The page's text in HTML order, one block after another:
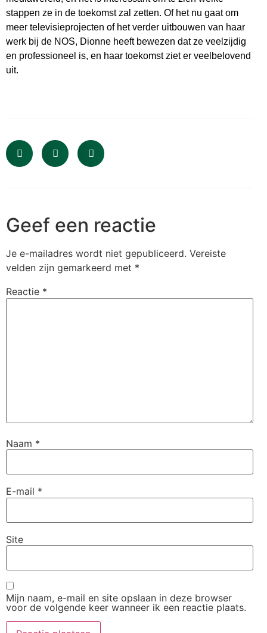
stappen ze in de toekomst zal zetten. Of het nu gaat om
meer televisieprojecten of het verder uitbouwen van haar
werk bij de NOS, Dionne heeft bewezen dat ze veelzijdig
en professioneel is, en haar toekomst ziet er veelbelovend
uit.
Geef een reactie
Je e-mailadres wordt niet gepubliceerd. Vereiste
velden zijn gemarkeerd met *
Reactie *
Naam *
E-mail *
Site
Mijn naam, e-mail en site opslaan in deze browser
voor de volgende keer wanneer ik een reactie plaats.